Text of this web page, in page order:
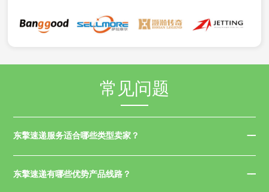
常见问题
东擎速递服务适合哪些类型卖家？
东擎速递有哪些优势产品线路？